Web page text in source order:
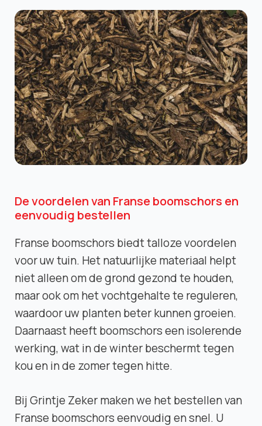
De voordelen van Franse boomschors en
eenvoudig bestellen
Franse boomschors biedt talloze voordelen
voor uw tuin. Het natuurlijke materiaal helpt
niet alleen om de grond gezond te houden,
maar ook om het vochtgehalte te reguleren,
waardoor uw planten beter kunnen groeien.
Daarnaast heeft boomschors een isolerende
werking, wat in de winter beschermt tegen
kou en in de zomer tegen hitte.
Bij Grintje Zeker maken we het bestellen van
Franse boomschors eenvoudig en snel. U